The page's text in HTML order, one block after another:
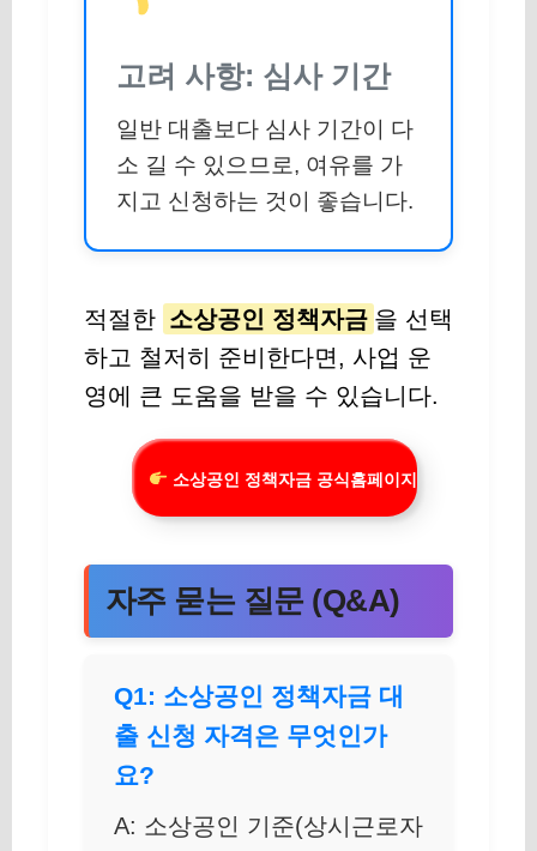
고려 사항: 심사 기간
일반 대출보다 심사 기간이 다
소 길 수 있으므로, 여유를 가
지고 신청하는 것이 좋습니다.
적절한 소상공인 정책자금 을 선택
하고 철저히 준비한다면, 사업 운
영에 큰 도움을 받을 수 있습니다.
소상공인 정책자금 공식홈페이지
자주 묻는 질문 (Q&A)
Q1: 소상공인 정책자금 대
출 신청 자격은 무엇인가
요?
A: 소상공인 기준(상시근로자